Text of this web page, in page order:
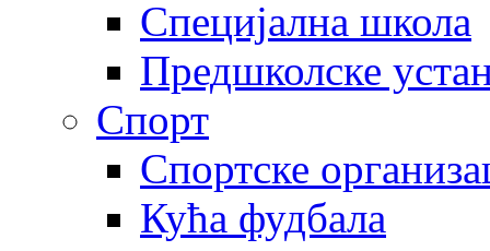
Специјална школа
Предшколске
Спорт
Спортске
Кућа фудбала